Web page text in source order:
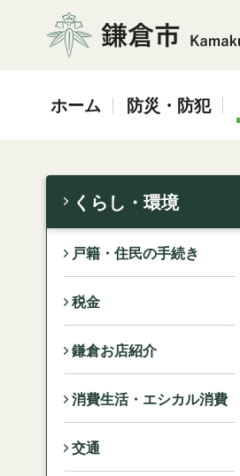
鎌倉市
ホーム 防災・防犯
くらし・環境
戸籍・住民の手続き
税金
鎌倉お店紹介
消費生活・エシカル消費
交通